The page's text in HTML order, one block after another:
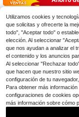
1 pieza/4pcs/6pcs Funda
forma de L con patrón
nicolor, funda de silla
tica de una pieza a
para el hogar, estilo
o minimalista, adecuada
e estar, comedor,
ación del hogar
5 .10 -33%
Utilizamos cookies y
que solicitas y ofrecerte la
todo", "Aceptar todo" o
elección. Al seleccionar
que nos ayudan a analizar el
el contenido y los anuncios
Al seleccionar "Rechazar
que hacen que nuestro sitio
configuración de tu
Para obtener más
configuraciones de cookies
más información sobre cómo